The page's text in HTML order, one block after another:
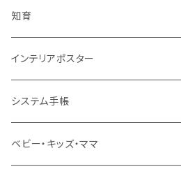
知育
知育ポスター
地図・国旗
言葉（ひらがな・カタカナ・英語）
知育下敷き
知育グッズ
インテリアポスター
A3サイズ
A4サイズ
システム手帳
ベビー・キッズ・ママ